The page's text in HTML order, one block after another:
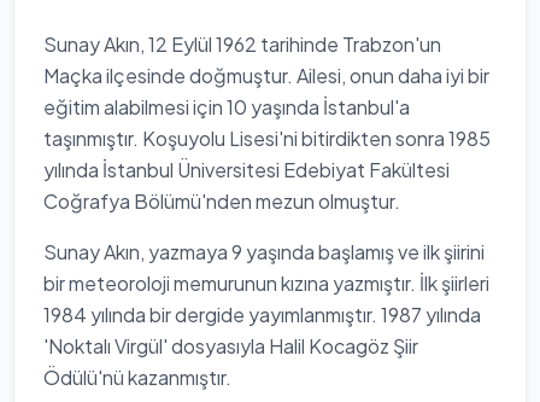
Sunay Akın, 12 Eylül 1962 tarihinde Trabzon'un
Maçka ilçesinde doğmuştur. Ailesi, onun daha iyi bir
eğitim alabilmesi için 10 yaşında İstanbul'a
taşınmıştır. Koşuyolu Lisesi'ni bitirdikten sonra 1985
yılında İstanbul Üniversitesi Edebiyat Fakültesi
Coğrafya Bölümü'nden mezun olmuştur.
Sunay Akın, yazmaya 9 yaşında başlamış ve ilk şiirini
bir meteoroloji memurunun kızına yazmıştır. İlk şiirleri
1984 yılında bir dergide yayımlanmıştır. 1987 yılında
'Noktalı Virgül' dosyasıyla Halil Kocagöz Şiir
Ödülü'nü kazanmıştır.